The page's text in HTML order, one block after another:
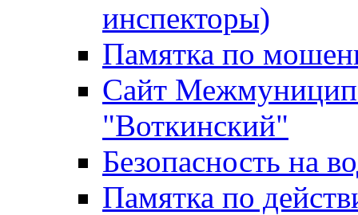
инспекторы)
Памятка по
Сайт
"Воткинский"
Безопасность на
Памятка по